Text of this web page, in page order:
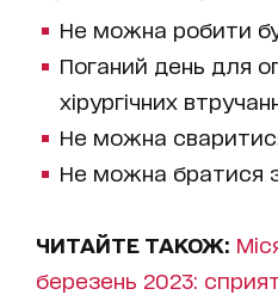
Не можна робити
Поганий день для
хірургічних
Не можна
Не можна братися
ЧИТАЙТЕ ТАКОЖ:
березень 2023: